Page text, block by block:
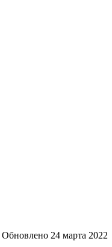
Обновлено 24 марта 2022